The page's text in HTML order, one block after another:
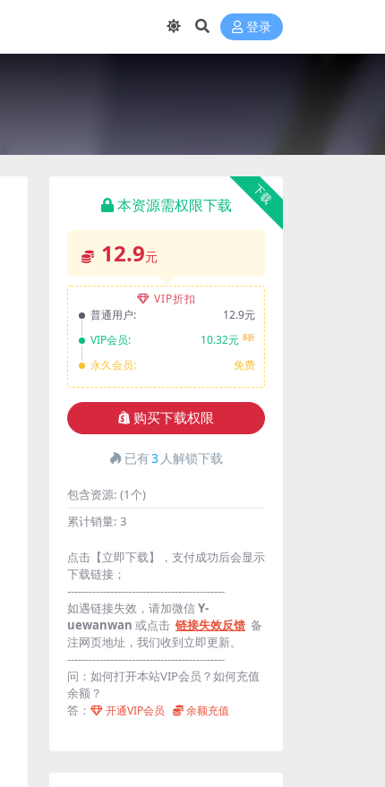
登录
下载
本资源需权限下载
12.9元
VIP折扣
普通用户:
12.9元
VIP会员:
10.32元 8折
永久会员: 免费
购买下载权限
已有3 人解锁下载
包含资源: (1个)
累计销量: 3
点击【立即下载】，支付成功后会显示
下载链接；
--------------------------------------------
如遇链接失效，请加微信Y-
uewanwan 或点击 链接失效反馈 备
注网页地址，我们收到立即更新。
--------------------------------------------
问：如何打开本站VIP会员？如何充值
余额？
答：
开通VIP会员 余额充值